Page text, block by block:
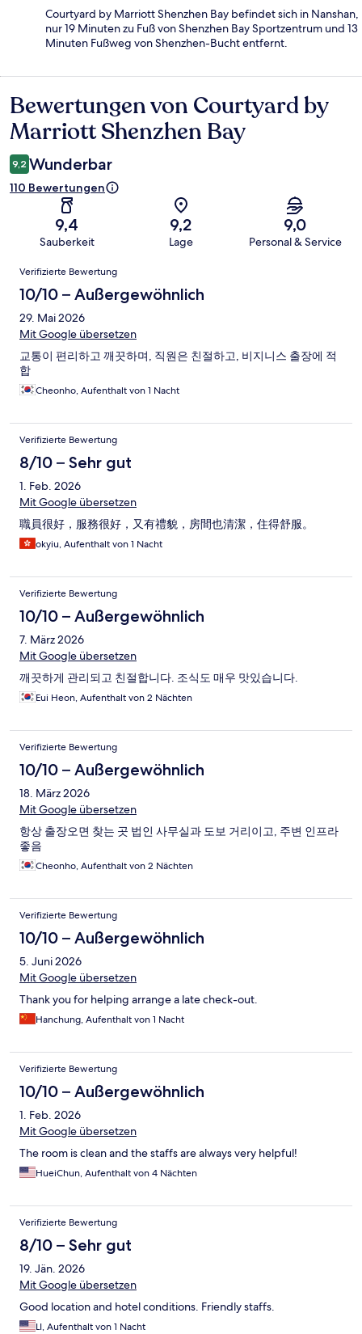
Courtyard by Marriott Shenzhen Bay befindet sich in Nanshan,
nur 19 Minuten zu Fuß von Shenzhen Bay Sportzentrum und 13
Minuten Fußweg von Shenzhen-Bucht entfernt.
Bewertungen
Bewertungen von Courtyard by
Marriott Shenzhen Bay
9,2 Wunderbar
110 Bewertungen
9,4
Sauberkeit
9,2
Lage
9,0
Personal & Service
Bewertungen
Verifizierte Bewertung
10/10 – Außergewöhnlich
29. Mai 2026
Mit Google übersetzen
교통이 편리하고 깨끗하며, 직원은 친절하고, 비지니스 출장에 적
합
Cheonho, Aufenthalt von 1 Nacht
Verifizierte Bewertung
8/10 – Sehr gut
1. Feb. 2026
Mit Google übersetzen
職員很好，服務很好，又有禮貌，房間也清潔，住得舒服。
okyiu, Aufenthalt von 1 Nacht
Verifizierte Bewertung
10/10 – Außergewöhnlich
7. März 2026
Mit Google übersetzen
깨끗하게 관리되고 친절합니다. 조식도 매우 맛있습니다.
Eui Heon, Aufenthalt von 2 Nächten
Verifizierte Bewertung
10/10 – Außergewöhnlich
18. März 2026
Mit Google übersetzen
항상 출장오면 찾는 곳 법인 사무실과 도보 거리이고, 주변 인프라
좋음
Cheonho, Aufenthalt von 2 Nächten
Verifizierte Bewertung
10/10 – Außergewöhnlich
5. Juni 2026
Mit Google übersetzen
Thank you for helping arrange a late check-out.
Hanchung, Aufenthalt von 1 Nacht
Verifizierte Bewertung
10/10 – Außergewöhnlich
1. Feb. 2026
Mit Google übersetzen
The room is clean and the staffs are always very helpful!
HueiChun, Aufenthalt von 4 Nächten
Verifizierte Bewertung
8/10 – Sehr gut
19. Jän. 2026
Mit Google übersetzen
Good location and hotel conditions. Friendly staffs.
LI, Aufenthalt von 1 Nacht